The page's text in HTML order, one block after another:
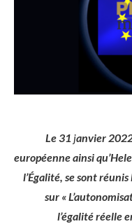
Le 31 janvier
européenne ainsi
l’Égalité, se sont
sur «
l’égalité réelle